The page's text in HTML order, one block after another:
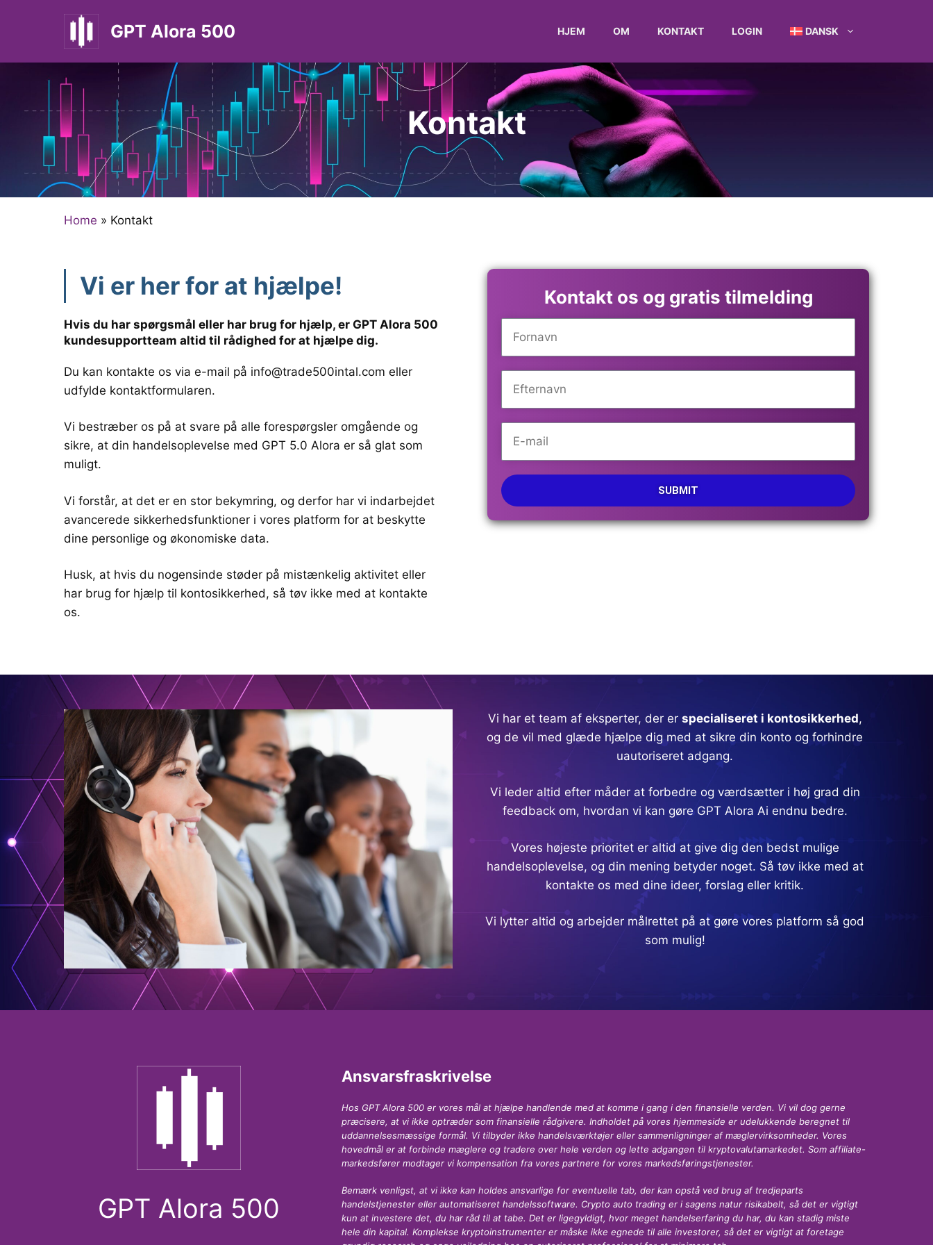
GPT Alora 500 HJEM OM KONTAKT LOGIN DANSK
Kontakt
Home » Kontakt
Vi er her for at hjælpe!
Hvis du har spørgsmål eller har brug for hjælp, er GPT Alora 500
kundesupportteam altid til rådighed for at hjælpe dig.
Du kan kontakte os via e-mail på info@trade500intal.com eller
udfylde kontaktformularen.
Vi bestræber os på at svare på alle forespørgsler omgående og
sikre, at din handelsoplevelse med GPT 5.0 Alora er så glat som
muligt.
Vi forstår, at det er en stor bekymring, og derfor har vi indarbejdet
avancerede sikkerhedsfunktioner i vores platform for at beskytte
dine personlige og økonomiske data.
Husk, at hvis du nogensinde støder på mistænkelig aktivitet eller
har brug for hjælp til kontosikkerhed, så tøv ikke med at kontakte
os.
Kontakt os og gratis tilmelding
SUBMIT
Vi har et team af eksperter, der er specialiseret i kontosikkerhed,
og de vil med glæde hjælpe dig med at sikre din konto og forhindre
uautoriseret adgang.
Vi leder altid efter måder at forbedre og værdsætter i høj grad din
feedback om, hvordan vi kan gøre GPT Alora Ai endnu bedre.
Vores højeste prioritet er altid at give dig den bedst mulige
handelsoplevelse, og din mening betyder noget. Så tøv ikke med at
kontakte os med dine ideer, forslag eller kritik.
Vi lytter altid og arbejder målrettet på at gøre vores platform så god
som mulig!
GPT Alora 500
Ansvarsfraskrivelse
Hos GPT Alora 500 er vores mål at hjælpe handlende med at komme i gang i den finansielle verden. Vi vil dog gerne
præcisere, at vi ikke optræder som finansielle rådgivere. Indholdet på vores hjemmeside er udelukkende beregnet til
uddannelsesmæssige formål. Vi tilbyder ikke handelsværktøjer eller sammenligninger af mæglervirksomheder. Vores
hovedmål er at forbinde mæglere og tradere over hele verden og lette adgangen til kryptovalutamarkedet. Som affiliate-
markedsfører modtager vi kompensation fra vores partnere for vores markedsføringstjenester.
Bemærk venligst, at vi ikke kan holdes ansvarlige for eventuelle tab, der kan opstå ved brug af tredjeparts
handelstjenester eller automatiseret handelssoftware. Crypto auto trading er i sagens natur risikabelt, så det er vigtigt
kun at investere det, du har råd til at tabe. Det er ligegyldigt, hvor meget handelserfaring du har, du kan stadig miste
hele din kapital. Komplekse kryptoinstrumenter er måske ikke egnede til alle investorer, så det er vigtigt at foretage